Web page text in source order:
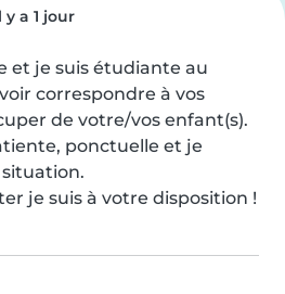
y a 1 jour
et je suis étudiante au
correspondre à vos
de votre/vos enfant(s).
ponctuelle et je
je suis à votre disposition !